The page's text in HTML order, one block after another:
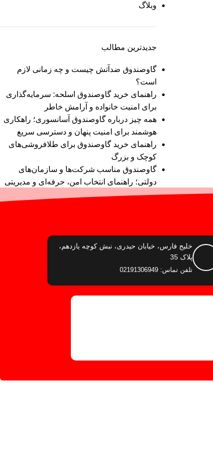
وبلاگ
جدیدترین مطالب
گاوصندوق ضدآتش چیست و چه زمانی لازم
است؟
راهنمای خرید گاوصندوق اسلحه: سرمایه‌گذاری
برای امنیت خانواده و آرامش خاطر
همه چیز درباره گاوصندوق آسانسوری؛ راهکاری
هوشمند برای امنیت پنهان و دسترسی سریع
راهنمای خرید گاوصندوق برای طلافروشی‌های
کوچک و بزرگ
گاوصندوق مناسب شرکت‌ها و سازمان‌های
دولتی؛ راهنمای انتخاب امن، حرفه‌ای و مدیریتی
خلیج فارس، خیابان حیدری، نبش کوچه یازدهم،
پلاک 35
تلفن تماس: 02191306949